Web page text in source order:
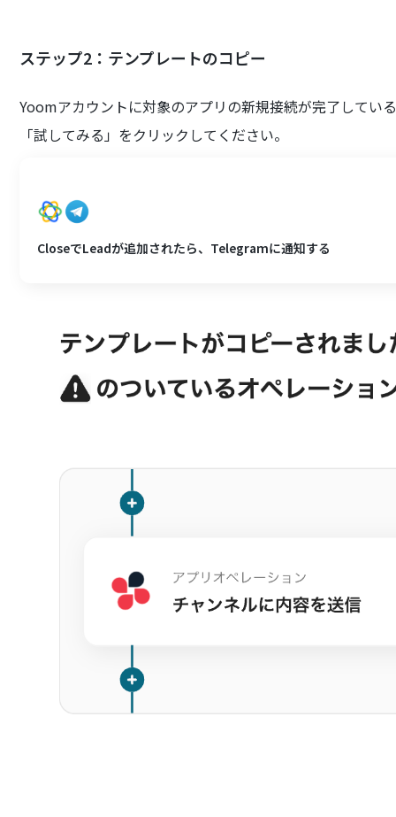
ステップ2：テンプレートのコピー
Yoomアカウントに対象のアプリの新規接続が完了してい
「試してみる」をクリックしてください。
CloseでLeadが追加されたら、Telegramに通知する